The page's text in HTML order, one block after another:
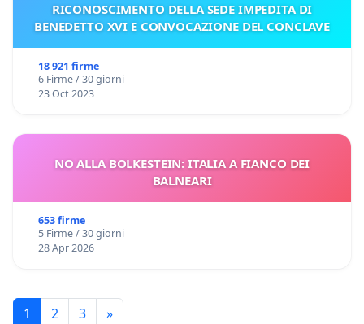
RICONOSCIMENTO DELLA SEDE IMPEDITA DI
BENEDETTO XVI E CONVOCAZIONE DEL CONCLAVE
18 921 firme
6 Firme / 30 giorni
23 Oct 2023
NO ALLA BOLKESTEIN: ITALIA A FIANCO DEI
BALNEARI
653 firme
5 Firme / 30 giorni
28 Apr 2026
1 2 3 »